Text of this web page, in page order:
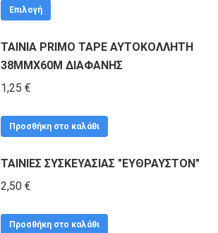
Επιλογή
προϊόν
έχει
Οι
μπορούν
στη
ΤΑΙΝΙΑ PRIMO TAPE ΑΥΤΟΚΟΛΛΗΤΗ
38MMΧ60Μ ΔΙΑΦΑΝHΣ
1,25 €
Προσθήκη στο καλάθι
ΤΑΙΝΙΕΣ ΣΥΣΚΕΥΑΣΙΑΣ "ΕΥΘΡΑΥΣΤΟΝ"
2,50 €
Προσθήκη στο καλάθι